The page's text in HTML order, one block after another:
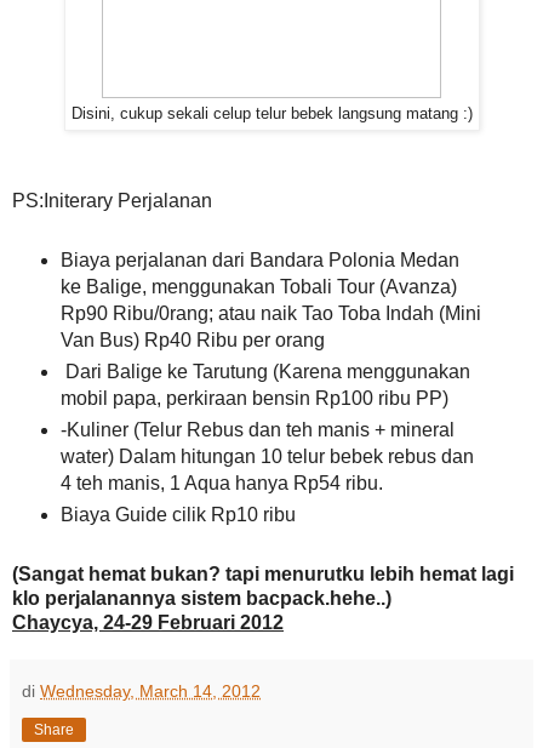
Disini, cukup sekali celup telur bebek langsung matang :)
PS:Initerary Perjalanan
Biaya perjalanan dari Bandara Polonia Medan
ke Balige, menggunakan Tobali Tour (Avanza)
Rp90 Ribu/0rang; atau naik Tao Toba Indah (Mini
Van Bus) Rp40 Ribu per orang
Dari Balige ke Tarutung (Karena menggunakan
mobil papa, perkiraan bensin Rp100 ribu PP)
-Kuliner (Telur Rebus dan teh manis + mineral
water) Dalam hitungan 10 telur bebek rebus dan
4 teh manis, 1 Aqua hanya Rp54 ribu.
Biaya Guide cilik Rp10 ribu
(Sangat hemat bukan? tapi menurutku lebih hemat lagi
klo perjalanannya sistem bacpack.hehe..)
Chaycya, 24-29 Februari 2012
di Wednesday, March 14, 2012
Share